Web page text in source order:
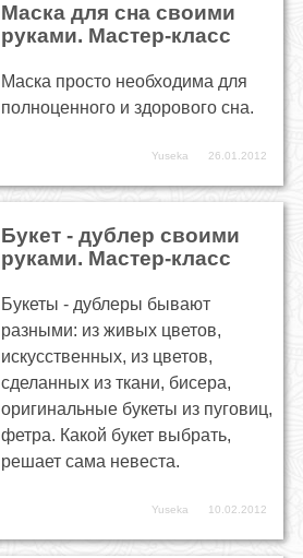
Маска для сна своими
руками. Мастер-класс
Маска просто необходима для
полноценного и здорового сна.
Yuseka 26.01.2012
Букет - дублер своими
руками. Мастер-класс
Букеты - дублеры бывают
разными: из живых цветов,
искусственных, из цветов,
сделанных из ткани, бисера,
оригинальные букеты из пуговиц,
фетра. Какой букет выбрать,
решает сама невеста.
Yuseka 10.02.2012